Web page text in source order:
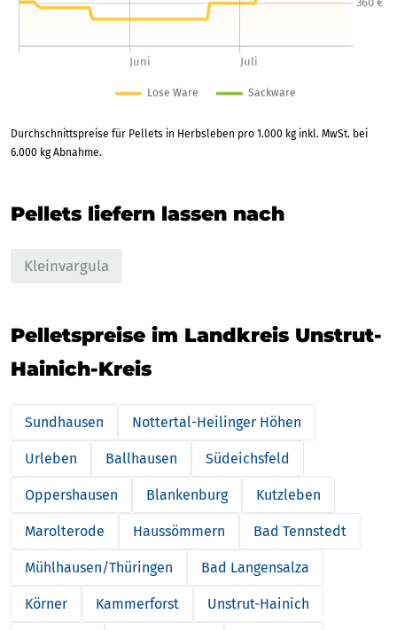
Durchschnittspreise für Pellets in Herbsleben pro 1.000 kg inkl. MwSt. bei
6.000 kg Abnahme.
Pellets liefern lassen nach
Kleinvargula
Pelletspreise im Landkreis Unstrut-
Hainich-Kreis
Sundhausen Nottertal-Heilinger Höhen
Urleben Ballhausen Südeichsfeld
Oppershausen Blankenburg Kutzleben
Marolterode Haussömmern Bad Tennstedt
Mühlhausen/Thüringen Bad Langensalza
Körner Kammerforst Unstrut-Hainich